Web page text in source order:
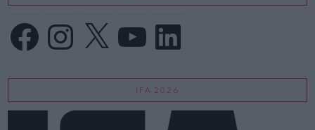
FacebookInstagram
X YouTube LinkedIn
IFA 2026